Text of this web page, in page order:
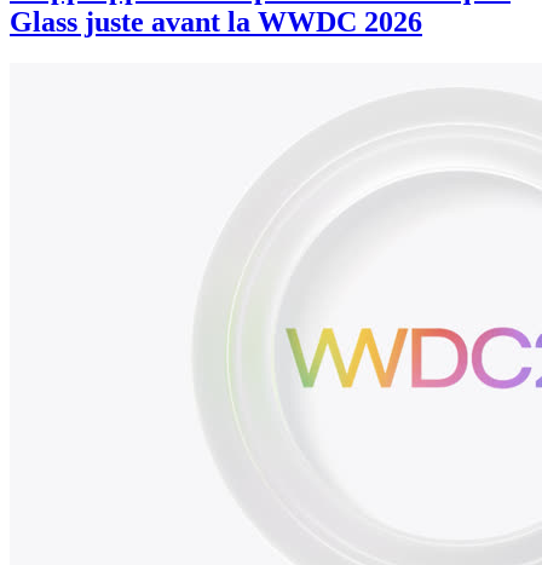
Glass juste avant la WWDC 2026